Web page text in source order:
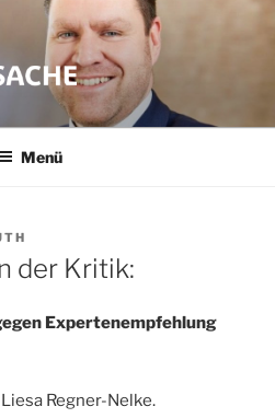
Menü
der Kritik:
Expertenempfehlung
Regner-Nelke.